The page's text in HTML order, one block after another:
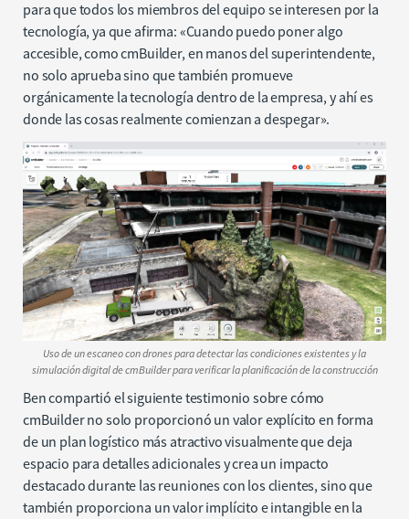
para que todos los miembros del equipo se interesen por la
tecnología, ya que afirma: «Cuando puedo poner algo
accesible, como cmBuilder, en manos del superintendente,
no solo aprueba sino que también promueve
orgánicamente la tecnología dentro de la empresa, y ahí es
donde las cosas realmente comienzan a despegar».
Uso de un escaneo con drones para detectar las condiciones existentes y la
simulación digital de cmBuilder para verificar la planificación de la construcción
Ben compartió el siguiente testimonio sobre cómo
cmBuilder no solo proporcionó un valor explícito en forma
de un plan logístico más atractivo visualmente que deja
espacio para detalles adicionales y crea un impacto
destacado durante las reuniones con los clientes, sino que
también proporciona un valor implícito e intangible en la